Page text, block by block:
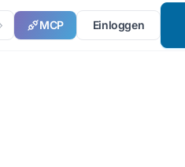
MCP Einloggen